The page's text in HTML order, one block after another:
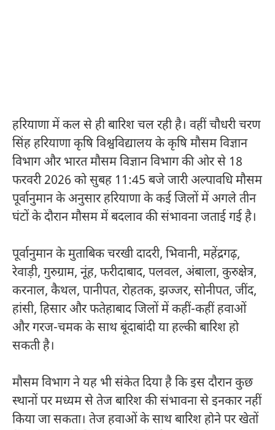
हरियाणा में कल से ही बारिश चल रही है। वहीं चौधरी चरण
सिंह हरियाणा कृषि विश्वविद्यालय के कृषि मौसम विज्ञान
विभाग और भारत मौसम विज्ञान विभाग की ओर से 18
फरवरी 2026 को सुबह 11:45 बजे जारी अल्पावधि मौसम
पूर्वानुमान के अनुसार हरियाणा के कई जिलों में अगले तीन
घंटों के दौरान मौसम में बदलाव की संभावना जताई गई है।
पूर्वानुमान के मुताबिक चरखी दादरी, भिवानी, महेंद्रगढ़,
रेवाड़ी, गुरुग्राम, नूंह, फरीदाबाद, पलवल, अंबाला, कुरुक्षेत्र,
करनाल, कैथल, पानीपत, रोहतक, झज्जर, सोनीपत, जींद,
हांसी, हिसार और फतेहाबाद जिलों में कहीं-कहीं हवाओं
और गरज-चमक के साथ बूंदाबांदी या हल्की बारिश हो
सकती है।
मौसम विभाग ने यह भी संकेत दिया है कि इस दौरान कुछ
स्थानों पर मध्यम से तेज बारिश की संभावना से इनकार नहीं
किया जा सकता। तेज हवाओं के साथ बारिश होने पर खेतों